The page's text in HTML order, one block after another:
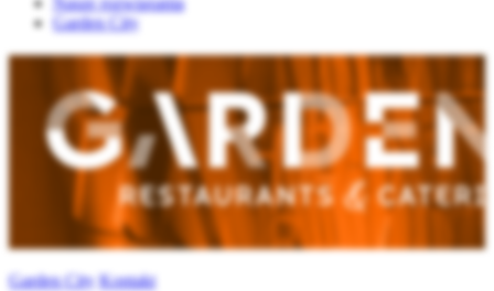
Garden City
Garden City Kontakt